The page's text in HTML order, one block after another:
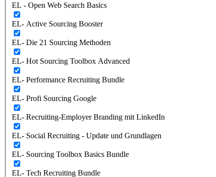
EL - Open Web Search Basics
EL- Active Sourcing Booster
EL- Die 21 Sourcing Methoden
EL- Hot Sourcing Toolbox Advanced
EL- Performance Recruiting Bundle
EL- Profi Sourcing Google
EL- Recruiting-Employer Branding mit LinkedIn
EL- Social Recruiting - Update und Grundlagen
EL- Sourcing Toolbox Basics Bundle
EL- Tech Recruiting Bundle